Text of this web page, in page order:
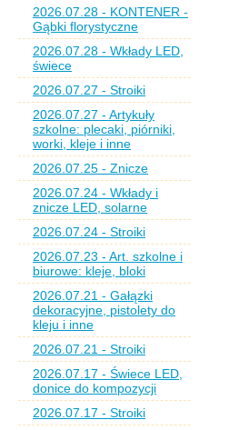
2026.07.28 - KONTENER -
Gąbki florystyczne
2026.07.28 - Wkłady LED,
świece
2026.07.27 - Stroiki
2026.07.27 - Artykuły
szkolne: plecaki, piórniki,
worki, kleje i inne
2026.07.25 - Znicze
2026.07.24 - Wkłady i
znicze LED, solarne
2026.07.24 - Stroiki
2026.07.23 - Art. szkolne i
biurowe: kleje, bloki
2026.07.21 - Gałązki
dekoracyjne, pistolety do
kleju i inne
2026.07.21 - Stroiki
2026.07.17 - Świece LED,
donice do kompozycji
2026.07.17 - Stroiki